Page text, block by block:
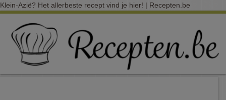
Klein-Azië? Het allerbeste recept vind je hier! | Recepten.be